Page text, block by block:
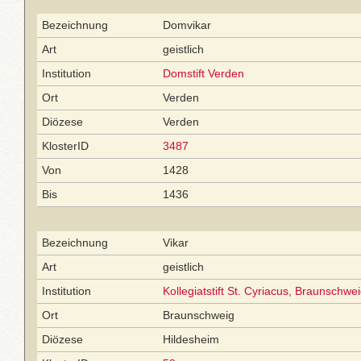
Bezeichnung
Domvikar
Art
geistlich
Institution
Domstift Verden
Ort
Verden
Diözese
Verden
KlosterID
3487
Von
1428
Bis
1436
Bezeichnung
Vikar
Art
geistlich
Institution
Kollegiatstift St. Cyriacus,
Ort
Braunschweig
Diözese
Hildesheim